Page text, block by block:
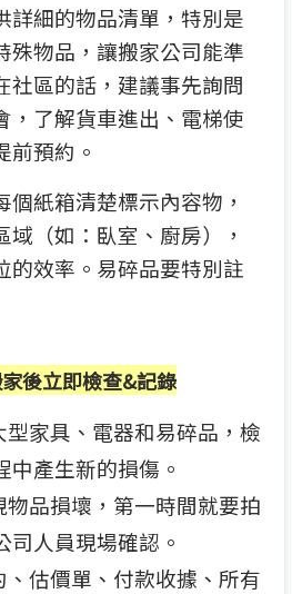
詳細的物品清單，特別是
殊物品，讓搬家公司能準
社區的話，建議事先詢問
，了解貨車進出、電梯使
前預約。
紙箱清楚標示內容物，
（如：臥室、廚房），
的效率。易碎品要特別註
後立即檢查&記錄
型家具、電器和易碎品，檢
中產生新的損傷。
品損壞，第一時間就要拍
司人員現場確認。
、估價單、付款收據、所有